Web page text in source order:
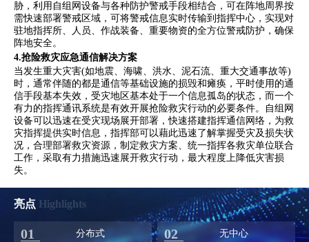
胁，利用自组网设备与各种防护警戒手段相结合，可在阵地周界按
需快速部署警戒区域，可将警戒信息实时传输到指挥中心，实现对
驻地指挥所、人员、作战装备、重要物资的全方位警戒防护，确保
阵地安全。
4.抢险救灾应急通信解决方案
当发生重大灾害(如地震、海啸、洪水、泥石流、重大交通事故等)
时，通常伴随的都是通信等基础设施的损毁和瘫痪，平时使用的通
信手段基本失效，受灾地区基本处于一个信息孤岛的状态，而一个
有力的指挥通讯系统是有效开展抢险救灾行动的必要条件。自组网
设备可以迅速在受灾现场展开部署，快速搭建指挥通信网络，为救
灾指挥提供实时信息，指挥部可以藉此迅速了解掌握受灾及损失状
况，合理部署救灾资源，制定救灾方案、统一指挥各救灾单位联合
工作，采取有力措施迅速展开救灾行动，最大程度上降低灾害损
失。
亮点 Highlights
01 分布式 02 无中心